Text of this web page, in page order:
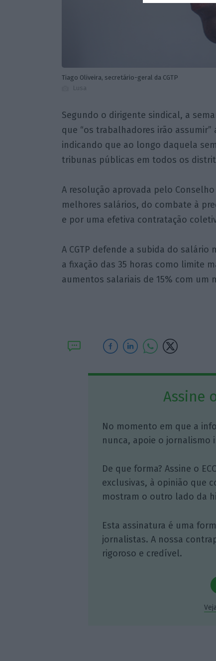
Tiago Oliveira, secretário-geral da CGTP
Lusa
Segundo o dirigente sindical, a
que “os trabalhadores irão
indicando que ao longo daquela
tribunas públicas em todos os
A resolução aprovada pelo
melhores salários, do combate à
e por uma efetiva contratação
A CGTP defende a subida do
a fixação das 35 horas como limite
aumentos salariais de 15% com um
Assine
No momento em que a
nunca, apoie o jornalismo
De que forma? Assine o
exclusivas, à opinião que
mostram o outro lado da
Esta assinatura é uma
jornalistas. A nossa
rigoroso e credível.